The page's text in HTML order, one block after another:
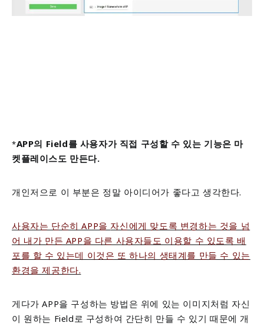
*APP의 Field를 사용자가 직접 구성할 수 있는 기능은 마
켓플레이스도 만든다.
개인저으로 이 부분은 정말 아이디어가 좋다고 생각한다.
사용자는 단순히 APP을 자신에게 맞도록 변경하는 것을 넘
어 내가 만든 APP을 다른 사용자들도 이용할 수 있도록 배
포를 할 수 있는데 이것은 또 하나의 생태계를 만들 수 있는
환경을 제공한다.
게다가 APP을 구성하는 방법은 위에 있는 이미지처럼 자신
이 원하는 Field로 구성하여 간단히 만들 수 있기 때문에 개